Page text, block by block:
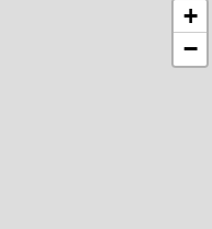
et l'entretien des
sur demande.
+
−